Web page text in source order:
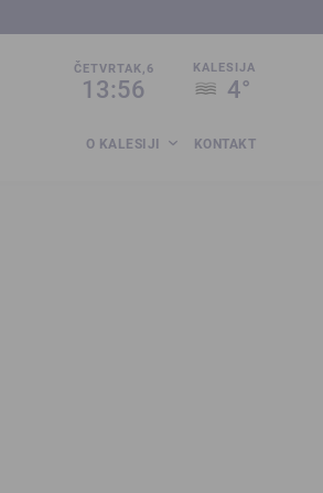
ČETVRTAK,6
13:56
KALESIJA
4°
O KALESIJI KONTAKT